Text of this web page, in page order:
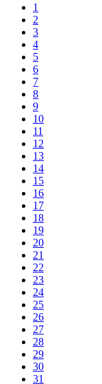
1
2
3
4
5
6
7
8
9
10
11
12
13
14
15
16
17
18
19
20
21
22
23
24
25
26
27
28
29
30
31